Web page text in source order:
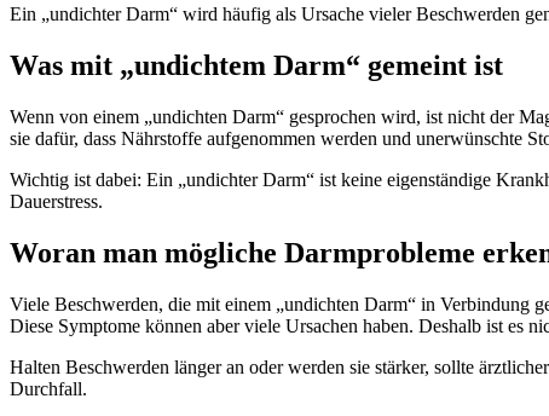
Ein „undichter Darm“ wird häufig als Ursache vieler Beschwerden
Was mit „undichtem Darm“ gemeint ist
Wenn von einem „undichten Darm“ gesprochen wird, ist nicht der
sie dafür, dass Nährstoffe aufgenommen werden und unerwünschte
Wichtig ist dabei: Ein „undichter Darm“ ist keine eigenständige
Dauerstress.
Woran man mögliche Darmprobleme
Viele Beschwerden, die mit einem „undichten Darm“ in Verbindung
Diese Symptome können aber viele Ursachen haben. Deshalb ist es
Halten Beschwerden länger an oder werden sie stärker, sollte
Durchfall.